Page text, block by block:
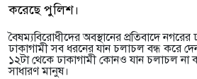
করেছে পুলিশ।
বৈষম্যবিরোধীদের অবস্থানের প্রতিবাদে
ঢাকাগামী সব ধরনের যান চলাচল বন্ধ করে
১২টা থেকে ঢাকাগামী কোনও যান চলাচল না
সাধারণ মানুষ।